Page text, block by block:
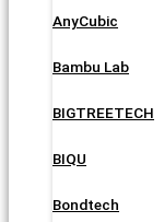
AnyCubic
Bambu Lab
BIGTREETECH
BIQU
Bondtech